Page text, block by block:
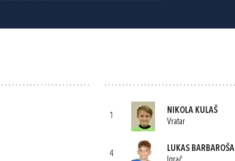
1
NIKOLA KULAŠ
Vratar
4
LUKAS BARBAROŠA